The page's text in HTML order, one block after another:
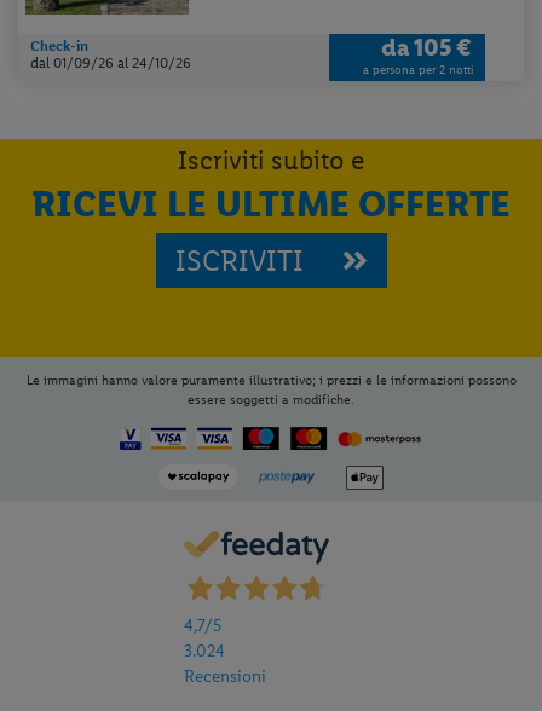
Check-in
dal 01/09/26al 24/10/26
da105 €
a persona per 2 notti
Iscriviti subito e
RICEVI LE ULTIME OFFERTE
ISCRIVITI
Le immagini hanno valore puramente illustrativo; i prezzi e le informazioni possono
essere soggetti a modifiche.
4,7/5
3.024
Recensioni
Home, apri il menu opzioni evidenziato
dall' icona
e selezionaInstalla